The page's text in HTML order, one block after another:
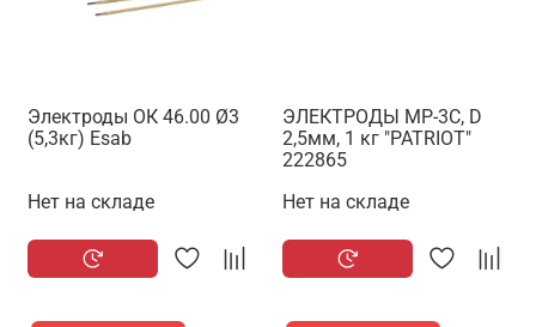
Электроды ОК 46.00 Ø3
(5,3кг) Esab
Нет на складе
ЭЛЕКТРОДЫ МР-3С, D
2,5мм, 1 кг "PATRIOT"
222865
Нет на складе